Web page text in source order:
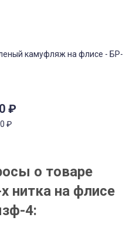
₽
₽
о товаре
нитка на флисе
4: